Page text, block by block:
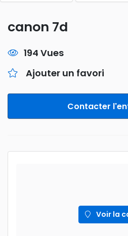
canon 7d
194 Vues
Ajouter un favori
Contacter
Voir la